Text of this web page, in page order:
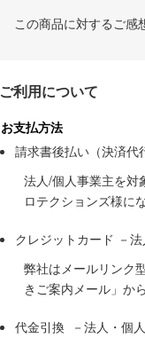
この商品に対するご感
ご利用について
お支払方法
請求書後払い（決済代
法人/個人事業主を対
ロテクションズ様に
クレジットカード －
弊社はメールリンク
きご案内メール」か
代金引換 －法人・個